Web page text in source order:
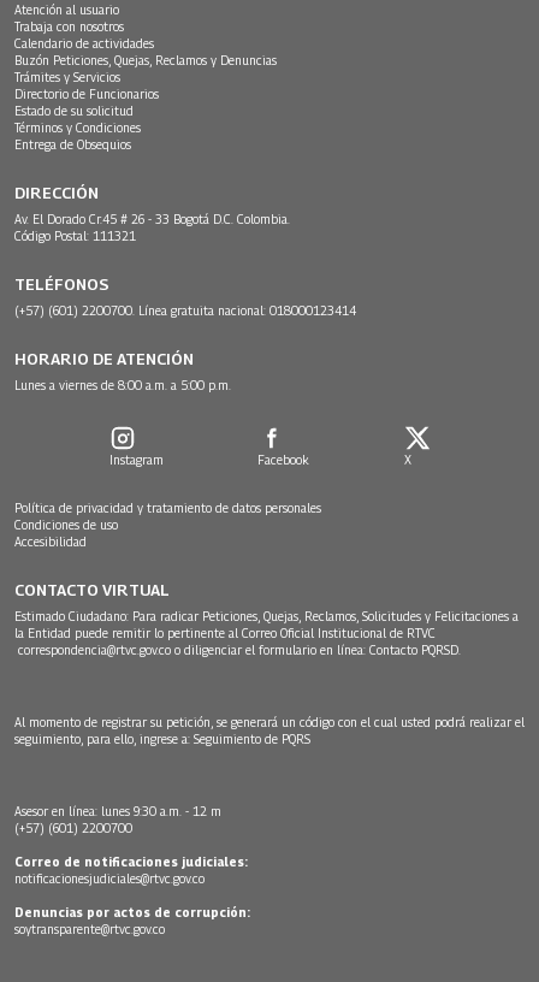
Atención al usuario
Trabaja con nosotros
Calendario de actividades
Buzón Peticiones, Quejas, Reclamos y Denuncias
Trámites y Servicios
Directorio de Funcionarios
Estado de su solicitud
Términos y Condiciones
Entrega de Obsequios
DIRECCIÓN
Av. El Dorado Cr.45 # 26 - 33 Bogotá D.C. Colombia.
Código Postal: 111321
TELÉFONOS
(+57) (601) 2200700. Línea gratuita nacional: 018000123414
HORARIO DE ATENCIÓN
Lunes a viernes de 8:00 a.m. a 5:00 p.m.
Instagram Facebook X
Política de privacidad y tratamiento de datos personales
Condiciones de uso
Accesibilidad
CONTACTO VIRTUAL
Estimado Ciudadano: Para radicar Peticiones, Quejas, Reclamos, Solicitudes y Felicitaciones a
la Entidad puede remitir lo pertinente al Correo Oficial Institucional de RTVC
correspondencia@rtvc.gov.co o diligenciar el formulario en línea: Contacto PQRSD.
Al momento de registrar su petición, se generará un código con el cual usted podrá realizar el
seguimiento, para ello, ingrese a: Seguimiento de PQRS
Asesor en línea: lunes 9:30 a.m. - 12 m
(+57) (601) 2200700
Correo de notificaciones judiciales:
notificacionesjudiciales@rtvc.gov.co
Denuncias por actos de corrupción:
soytransparente@rtvc.gov.co